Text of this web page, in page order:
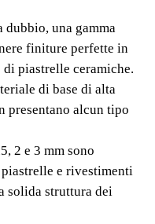
una gamma
finiture perfette in
piastrelle ceramiche.
una gamma
finiture perfette in
piastrelle ceramiche.
di base di alta
presentano alcun tipo
2 e 3 mm sono
e rivestimenti
solida struttura dei